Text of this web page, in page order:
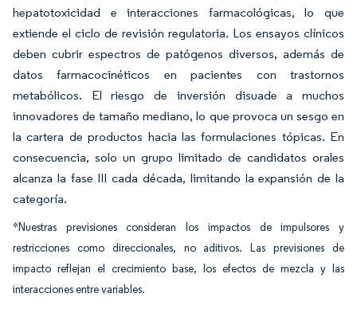
hepatotoxicidad e interacciones farmacológicas, lo que
extiende el ciclo de revisión regulatoria. Los ensayos clínicos
deben cubrir espectros de patógenos diversos, además de
datos farmacocinéticos en pacientes con trastornos
metabólicos. El riesgo de inversión disuade a muchos
innovadores de tamaño mediano, lo que provoca un sesgo en
la cartera de productos hacia las formulaciones tópicas. En
consecuencia, solo un grupo limitado de candidatos orales
alcanza la fase III cada década, limitando la expansión de la
categoría.
*Nuestras previsiones consideran los impactos de impulsores y
restricciones como direccionales, no aditivos. Las previsiones de
impacto reflejan el crecimiento base, los efectos de mezcla y las
interacciones entre variables.